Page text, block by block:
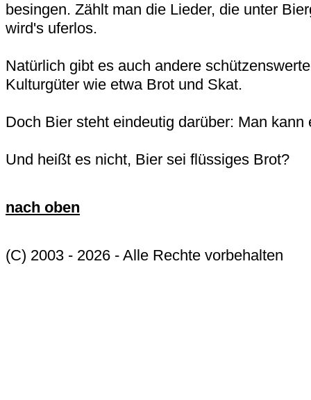
besingen. Zählt man die Lieder, die unter
wird's uferlos.
Natürlich gibt es auch andere
Kulturgüter wie etwa Brot und Skat.
Doch Bier steht eindeutig darüber: Man kann
Und heißt es nicht, Bier sei flüssiges Brot?
nach oben
(C) 2003 - 2026 - Alle Rechte vorbehalten